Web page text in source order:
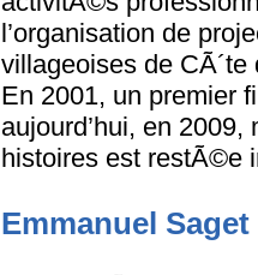
l’organisation de
villageoises de CÃ´te
En 2001, un premier
aujourd’hui, en
histoires est restÃ©e
Emmanuel